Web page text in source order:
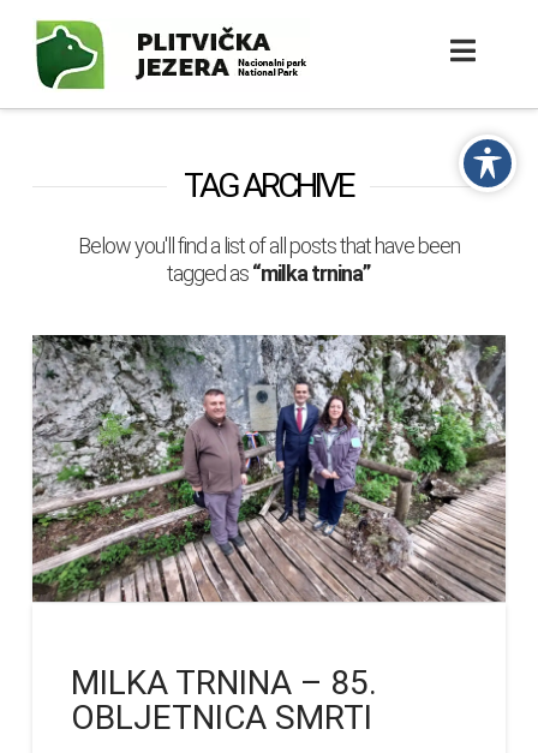
TAG ARCHIVE
Below you'll find a list of all posts that have been
tagged as“milka trnina”
MILKA TRNINA – 85.
OBLJETNICA SMRTI